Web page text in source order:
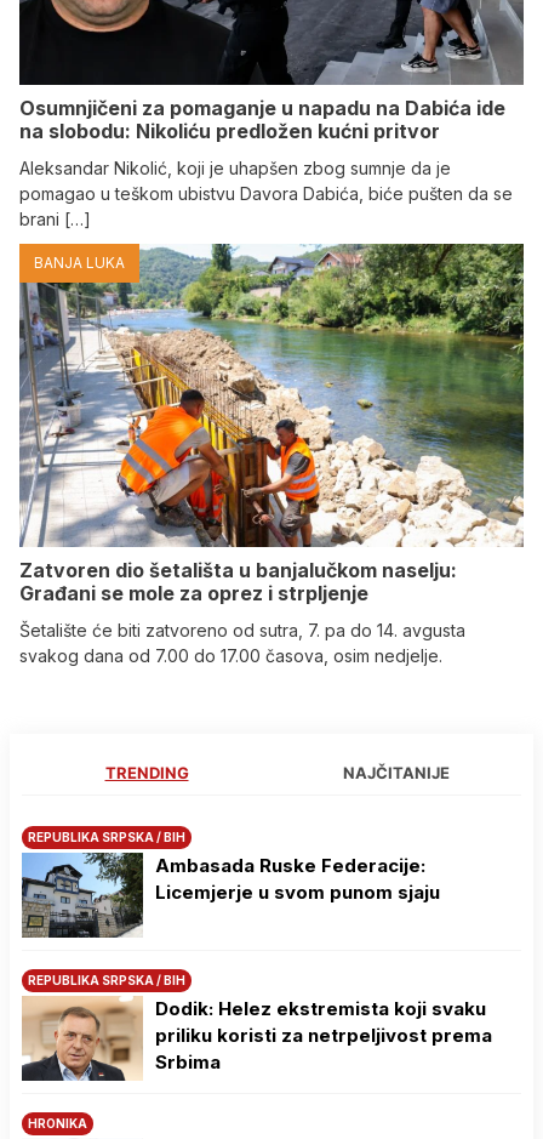
Osumnjičeni za pomaganje u napadu na Dabića ide
na slobodu: Nikoliću predložen kućni pritvor
Aleksandar Nikolić, koji je uhapšen zbog sumnje da je
pomagao u teškom ubistvu Davora Dabića, biće pušten da se
brani […]
BANJA LUKA
Zatvoren dio šetališta u banjalučkom naselju:
Građani se mole za oprez i strpljenje
Šetalište će biti zatvoreno od sutra, 7. pa do 14. avgusta
svakog dana od 7.00 do 17.00 časova, osim nedjelje.
TRENDING NAJČITANIJE
REPUBLIKA SRPSKA / BIH
Ambasada Ruske Federacije:
Licemjerje u svom punom sjaju
REPUBLIKA SRPSKA / BIH
Dodik: Helez ekstremista koji svaku
priliku koristi za netrpeljivost prema
Srbima
HRONIKA